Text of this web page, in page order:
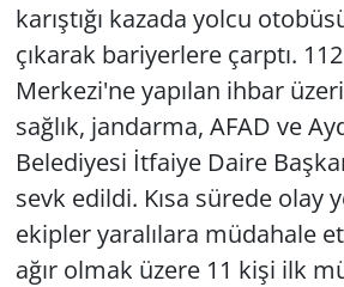
karıştığı kazada yolcu
çıkarak bariyerlere çarptı.
Merkezi'ne yapılan ihbar
sağlık, jandarma, AFAD ve
Belediyesi İtfaiye Daire
sevk edildi. Kısa sürede olay
ekipler yaralılara müdahale
ağır olmak üzere 11 kişi ilk